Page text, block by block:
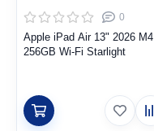
0
Apple iPad Air 13" 2026 M4
256GB Wi-Fi Starlight